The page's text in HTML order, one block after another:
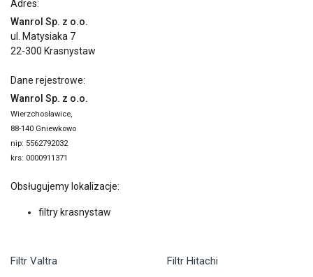
Adres:
Wanrol Sp. z o.o.
ul. Matysiaka 7
22-300 Krasnystaw
Dane rejestrowe:
Wanrol Sp. z o.o.
Wierzchosławice,
88-140 Gniewkowo
nip: 5562792032
krs: 0000911371
Obsługujemy lokalizacje:
filtry krasnystaw
Filtr Valtra Filtr Hitachi